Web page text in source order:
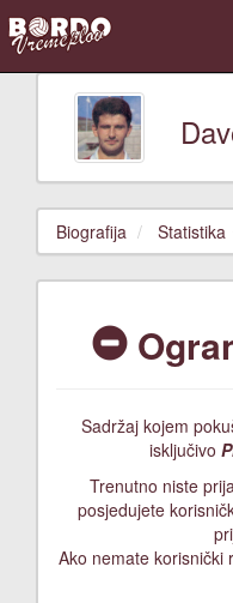
Biografija Statistika
Sadržaj kojem
isključivo
Trenutno niste
posjedujete
Ako nemate korisnički